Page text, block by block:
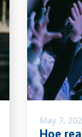
May 7,
Hoe